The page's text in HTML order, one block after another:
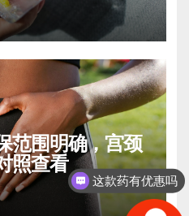
范围明确，宫颈
照查看
这款药有优惠吗